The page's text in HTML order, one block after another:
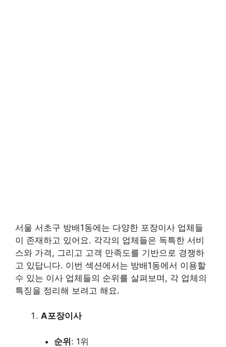
서울 서초구 방배1동에는 다양한 포장이사 업체들
이 존재하고 있어요. 각각의 업체들은 독특한 서비
스와 가격, 그리고 고객 만족도를 기반으로 경쟁하
고 있답니다. 이번 섹션에서는 방배1동에서 이용할
수 있는 이사 업체들의 순위를 살펴보며, 각 업체의
특징을 정리해 보려고 해요.
A포장이사
순위: 1위